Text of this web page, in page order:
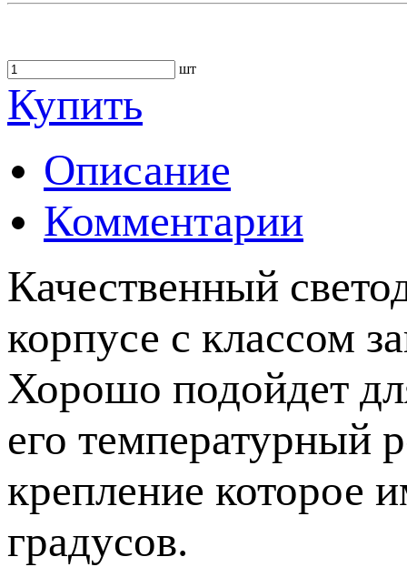
шт
Купить
Описание
Комментарии
Качественный
корпусе с классом
Хорошо подойдет
его температурный
крепление которое
градусов.